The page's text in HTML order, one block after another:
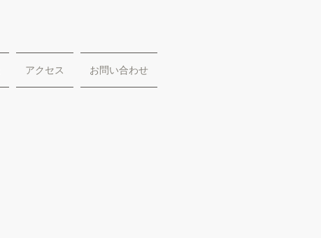
アクセス お問い合わせ